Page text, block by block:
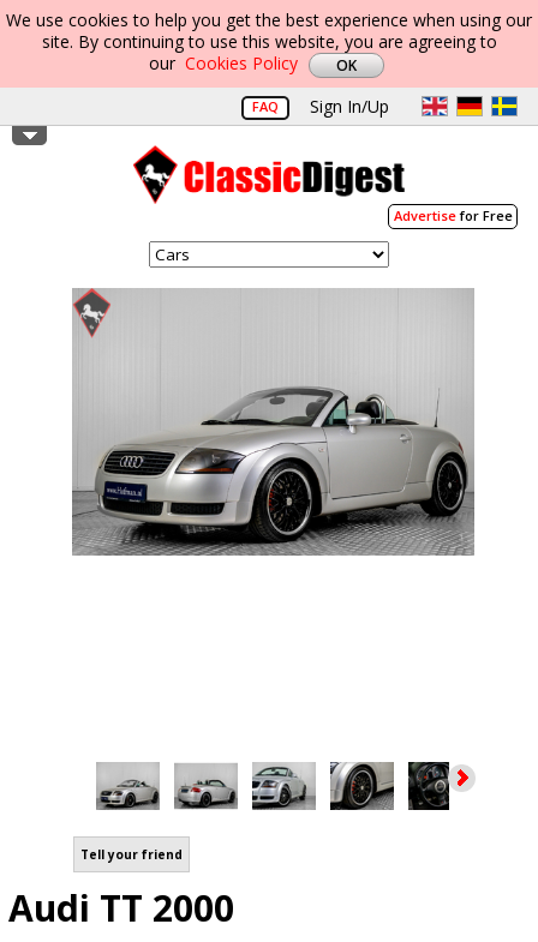
We use cookies to help you get the best experience when using our
site. By continuing to use this website, you are agreeing to
our Cookies Policy
FAQ Sign In/Up
Advertisefor Free
Tell your friend
Audi TT 2000